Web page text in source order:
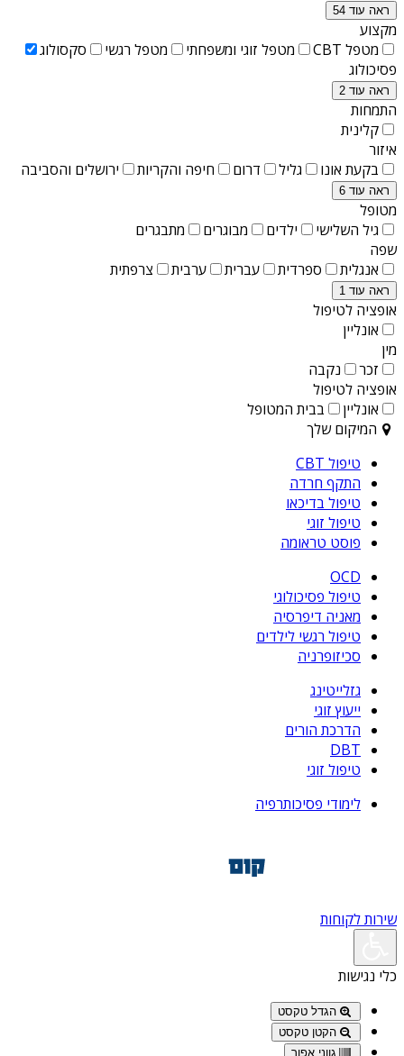
ראה עוד 54
מקצוע
מטפל CBT
מטפל זוגי ומשפחתי מטפל רגשי
סקסולוג
פסיכולוג
ראה עוד 2
התמחות
קלינית
איזור
בקעת אונו
גליל דרום חיפה והקריות ירושלים והסביבה
ראה עוד 6
מטופל
גיל השלישי
ילדים מבוגרים
מתבגרים
שפה
אנגלית
ספרדית עברית ערבית צרפתית
ראה עוד 1
אופציה לטיפול
אונליין
מין
זכר
נקבה
אופציה לטיפול
אונליין
בבית המטופל
המיקום שלך
טיפול CBT
התקף חרדה
טיפול בדיכאו
טיפול זוגי
פוסט טראומה
OCD
טיפול פסיכולוגי
מאניה דיפרסיה
טיפול רגשי לילדים
סכיזופרניה
גזלייטינג
ייעוץ זוגי
הדרכת הורים
DBT
טיפול זוגי
לימודי פסיכותרפיה
שירות לקוחות
כלי נגישות
הגדל טקסט
הקטן טקסט
גווני אפור